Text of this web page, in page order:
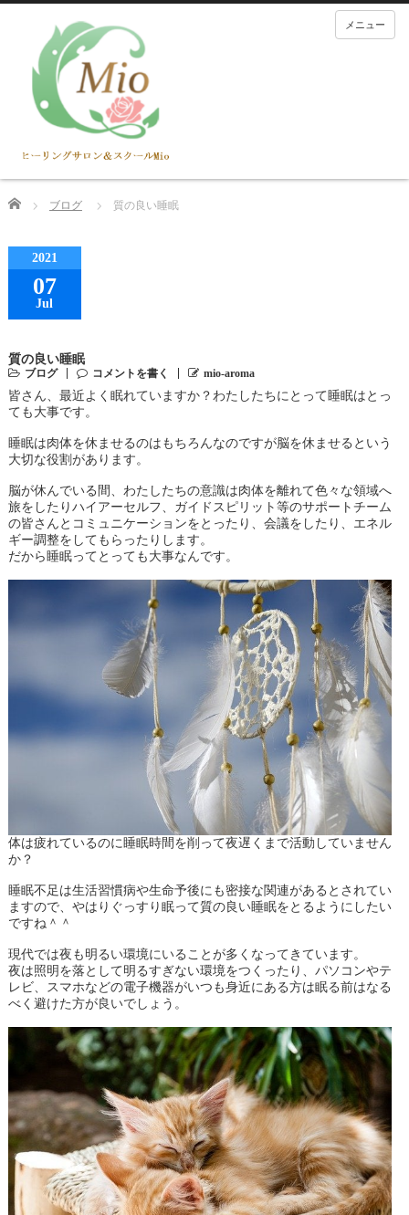
メニュー
Home ブログ 質の良い睡眠
2021
07
Jul
質の良い睡眠
ブログ コメントを書く mio-aroma
皆さん、最近よく眠れていますか？わたしたちにとって睡眠はとっ
ても大事です。
睡眠は肉体を休ませるのはもちろんなのですが脳を休ませるという
大切な役割があります。
脳が休んでいる間、わたしたちの意識は肉体を離れて色々な領域へ
旅をしたりハイアーセルフ、ガイドスピリット等のサポートチーム
の皆さんとコミュニケーションをとったり、会議をしたり、エネル
ギー調整をしてもらったりします。
だから睡眠ってとっても大事なんです。
体は疲れているのに睡眠時間を削って夜遅くまで活動していません
か？
睡眠不足は生活習慣病や生命予後にも密接な関連があるとされてい
ますので、やはりぐっすり眠って質の良い睡眠をとるようにしたい
ですね＾＾
現代では夜も明るい環境にいることが多くなってきています。
夜は照明を落として明るすぎない環境をつくったり、パソコンやテ
レビ、スマホなどの電子機器がいつも身近にある方は眠る前はなる
べく避けた方が良いでしょう。